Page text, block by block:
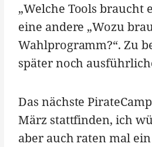
„Welche Tools braucht
eine andere „Wozu
Wahlprogramm?“. Zu
später noch
Das nächste
März stattfinden, ich
aber auch raten mal